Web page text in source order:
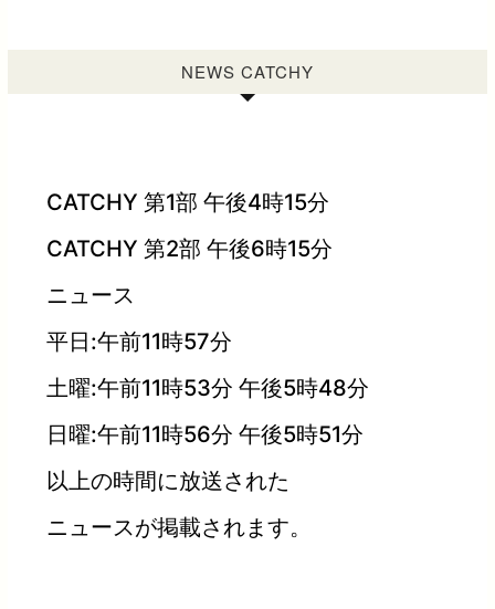
NEWS CATCHY
CATCHY 第1部 午後4時15分
CATCHY 第2部 午後6時15分
ニュース
平日:午前11時57分
土曜:午前11時53分 午後5時48分
日曜:午前11時56分 午後5時51分
以上の時間に放送された
ニュースが掲載されます。